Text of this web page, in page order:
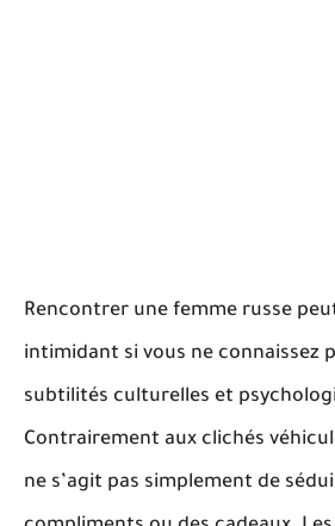
Rencontrer une femme russe
intimidant si vous ne connaissez
subtilités culturelles et
Contrairement aux clichés
ne s’agit pas simplement de